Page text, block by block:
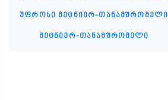
უფროსი მეცნიერ-თანამშრომელი
მეცნიერ-თანამშრომელი